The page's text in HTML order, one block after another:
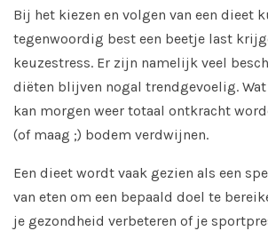
Bij het kiezen en volgen van een dieet
tegenwoordig best een beetje last
keuzestress. Er zijn namelijk veel
diëten blijven nogal trendgevoelig.
kan morgen weer totaal ontkracht
(of maag ;) bodem verdwijnen.
Een dieet wordt vaak gezien als een
van eten om een bepaald doel te
je gezondheid verbeteren of je